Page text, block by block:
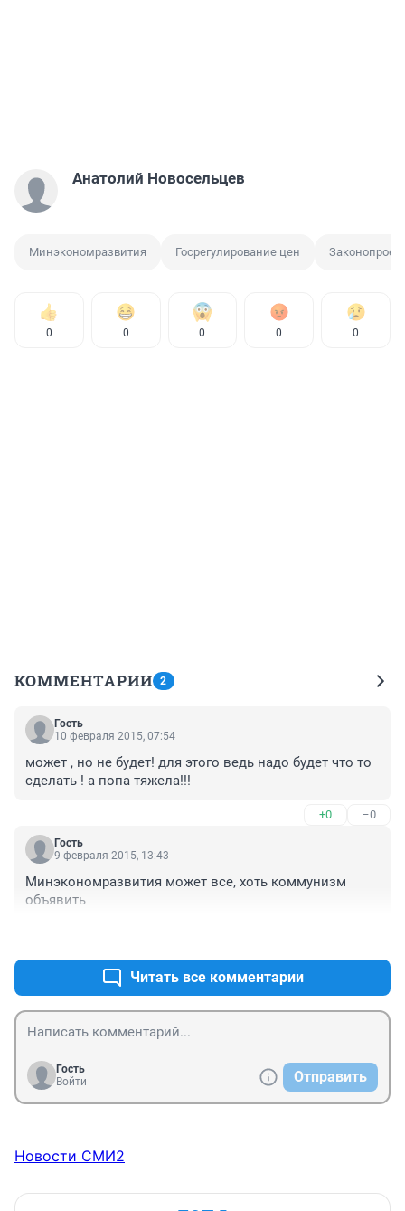
Анатолий Новосельцев
Минэкономразвития Госрегулирование цен
0 0 0 0 0
КОММЕНТАРИИ 2
Гость
10 февраля 2015, 07:54
может , но не будет! для этого ведь надо будет что то
сделать ! а попа тяжела!!!
+0 –0
Гость
9 февраля 2015, 13:43
Минэкономразвития может все, хоть коммунизм
объявить
Читать все комментарии
Гость
Войти
Отправить
Новости СМИ2